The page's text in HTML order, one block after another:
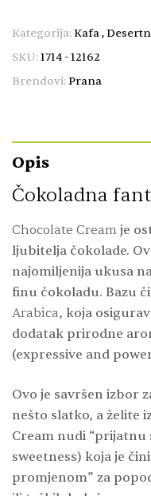
Kategorija: Kafa,
SKU:1714 - 12162
Brendovi: Prana
Opis
Čokoladna
Chocolate Cream je
ljubitelja čokolade.
najomiljenija ukusa
finu čokoladu. Bazu
Arabica, koja
dodatak prirodne
(expressive and
Ovo je savršen izbor
nešto slatko, a želite
Cream nudi “prijatnu
sweetness) koja je
promjenom” za